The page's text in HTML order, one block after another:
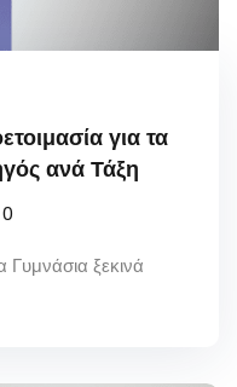
για τα
ανά Τάξη
Γυμνάσια ξεκινά